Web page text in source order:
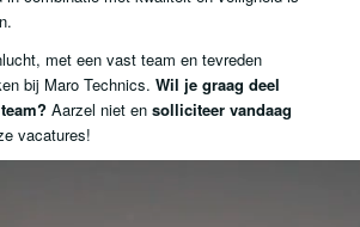
met een vast team en tevreden
bij Maro Technics. Wil je graag deel
Aarzel niet en solliciteer vandaag
vacatures!